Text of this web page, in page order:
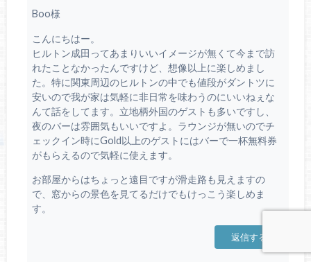
Boo様
こんにちはー。
ヒルトン成田ってあまりいいイメージが無くて今まで訪
れたことなかったんですけど、想像以上に楽しめまし
た。特に関東周辺のヒルトンの中でも値段がダントツに
安いので我が家は気軽に非日常を味わうのにいいねぇな
んて話をしてます。立地柄外国のゲストも多いですし、
夜のバーは雰囲気もいいですよ。ラウンジが無いのでチ
ェックイン時にGold以上のゲストにはバーで一杯無料券
がもらえるので気軽に使えます。
お部屋からはちょっと遠目ですが滑走路も見えますの
で、窓からの景色を見てるだけでもけっこう楽しめま
す。
返信する